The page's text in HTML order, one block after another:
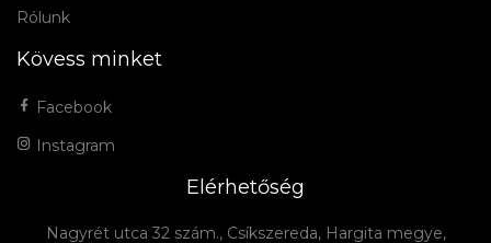
Rólunk
Kövess minket
Facebook
Instagram
Elérhetőség
Nagyrét utca 32 szám., Csíkszereda, Hargita megye,